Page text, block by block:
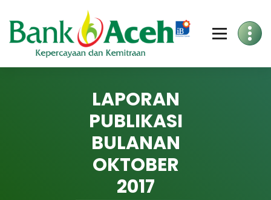
to
Content
LAPORAN
PUBLIKASI
BULANAN
OKTOBER
2017